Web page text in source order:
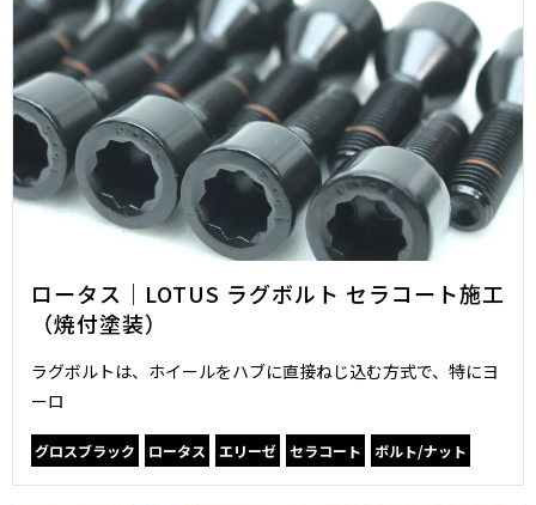
ロータス｜LOTUS ラグボルト セラコート施工
（焼付塗装）
ラグボルトは、ホイールをハブに直接ねじ込む方式で、特にヨ
ーロ
グロスブラック ロータス エリーゼ セラコート ボルト/ナット